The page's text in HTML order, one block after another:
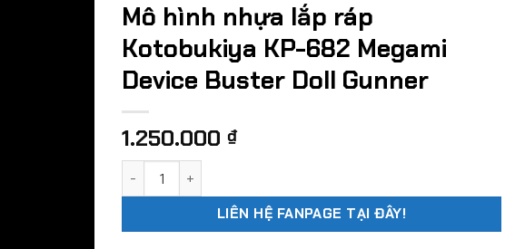
Mô hình nhựa lắp ráp
Kotobukiya KP-682 Megami
Device Buster Doll Gunner
1.250.000 ₫
LIÊN HỆ FANPAGE TẠI ĐÂY!